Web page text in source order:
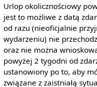
Urlop okolicznościowy
jest to możliwe z datą
od razu (nieoficjalnie
wydarzeniu) nie
oraz nie można
powyżej 2 tygodni od
ustanowiony po to, aby
związane z zaistniałą